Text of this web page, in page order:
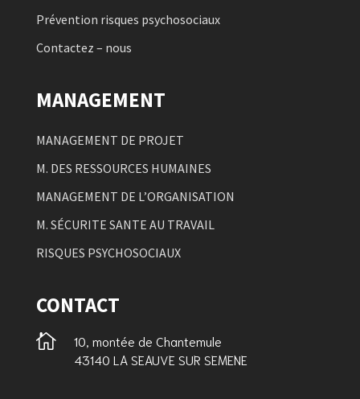
Prévention risques psychosociaux
Contactez – nous
MANAGEMENT
MANAGEMENT DE PROJET
M. DES RESSOURCES HUMAINES
MANAGEMENT DE L’ORGANISATION
M. SÉCURITE SANTE AU TRAVAIL
RISQUES PSYCHOSOCIAUX
CONTACT

10, montée de Chantemule
43140 LA SEAUVE SUR SEMENE